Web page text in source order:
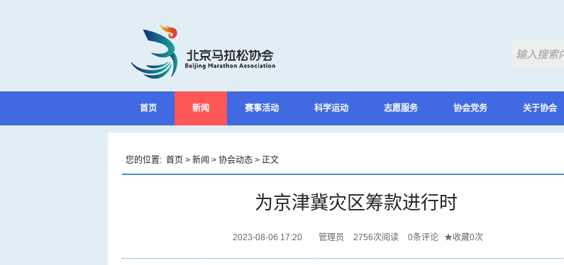
首页 新闻 赛事活动 科学运动 志愿服务 协会党务 关于协会
您的位置: 首页 > 新闻 > 协会动态 > 正文
为京津冀灾区筹款进行时
2023-08-06 17:20 管理员 2756次阅读 0条评论 ★收藏0次